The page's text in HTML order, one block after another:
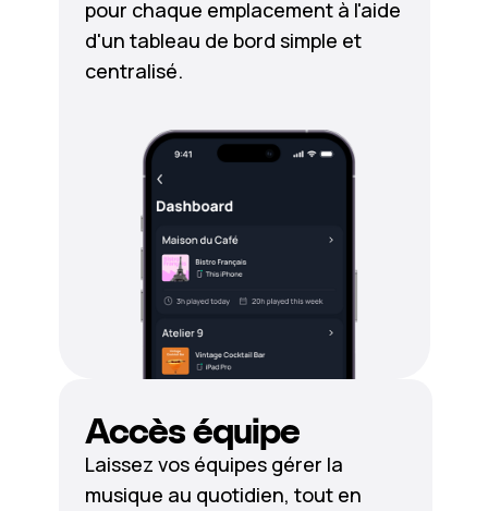
pour chaque emplacement à l'aide
d'un tableau de bord simple et
centralisé.
Accès équipe
Laissez vos équipes gérer la
musique au quotidien, tout en